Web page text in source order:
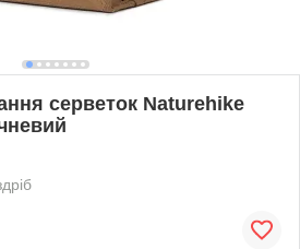
серветок Naturehike